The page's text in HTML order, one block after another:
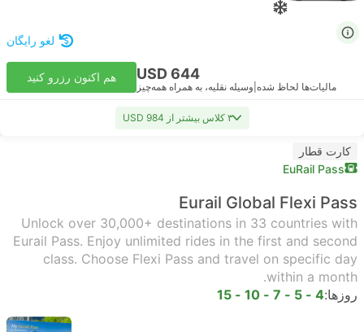
لغو رایگان
USD 644
مالیات‌ها لحاظ شده وسیله نقلیه، به همراه همه‌چیز
هم اکنون رزرو کنید
۳ کلاس بیشتر از USD 984
کارت قطار
EuRail Pass
Eurail Global Flexi Pass
Unlock over 30,000+ destinations in 33 countries with
Eurail Pass. Enjoy unlimited rides in the first and second
class. Choose Flexi Pass and travel on specific day
within a month.
روزها:4 - 5 - 7 - 10 - 15